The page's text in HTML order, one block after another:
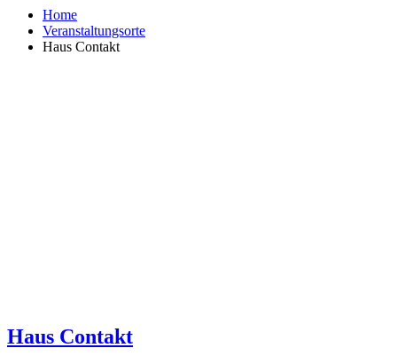
Home
Veranstaltungsorte
Haus Contakt
Haus Contakt